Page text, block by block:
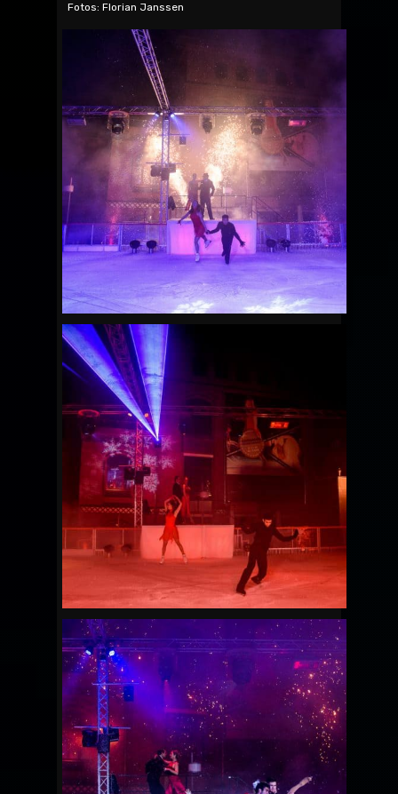
Fotos: Florian Janssen